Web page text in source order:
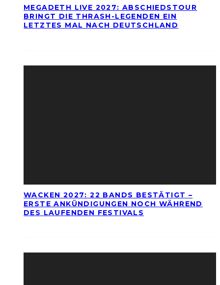
MEGADETH LIVE 2027: ABSCHIEDSTOUR
BRINGT DIE THRASH-LEGENDEN EIN
LETZTES MAL NACH DEUTSCHLAND
WACKEN 2027: 22 BANDS BESTÄTIGT –
ERSTE ANKÜNDIGUNGEN NOCH WÄHREND
DES LAUFENDEN FESTIVALS